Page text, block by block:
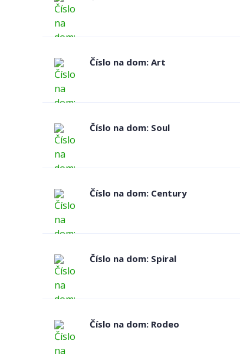
Číslo na dom: Art
Číslo na dom: Soul
Číslo na dom: Century
Číslo na dom: Spiral
Číslo na dom: Rodeo